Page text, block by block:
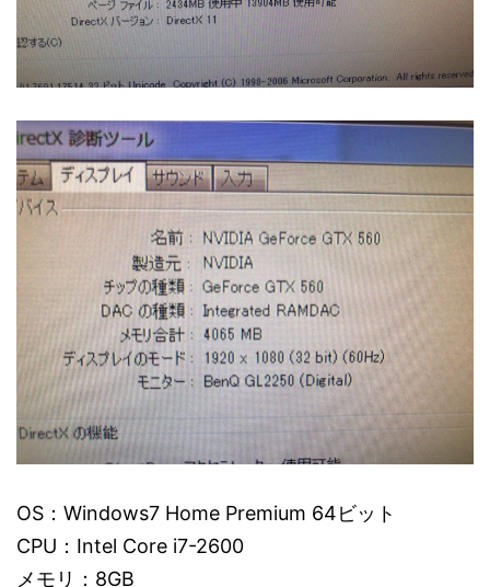
OS：Windows7 Home Premium 64ビット
CPU：Intel Core i7-2600
メモリ：8GB